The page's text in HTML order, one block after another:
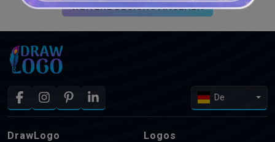
WEITERE DESIGNS ANSEHEN
De
DrawLogo Logos